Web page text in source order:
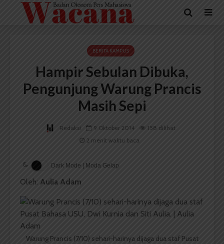
BERITA KAMPUS
Hampir Sebulan Dibuka,
Pengunjung Warung Prancis
Masih Sepi
Redaksi 9 Oktober 2014
158 dilihat
2 menit waktu baca
Dark Mode | Moda Gelap
Oleh: Aulia Adam
Warung Prancis (7/10) sehari-harinya dijaga dua staf Pusat